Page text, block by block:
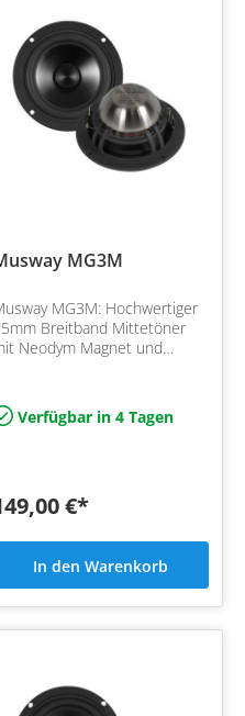
MG3M
MG3M: Hochwertiger
Breitband Mittetöner
Neodym Magnet und
Verfügbar in 4 Tagen
€*
In den Warenkorb